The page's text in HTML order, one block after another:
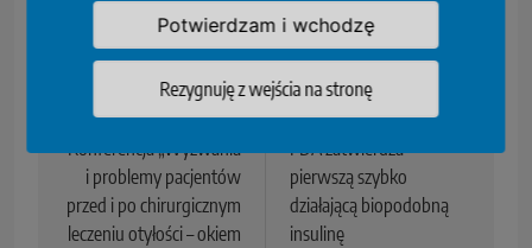
Potwierdzam i wchodzę
Rezygnuję z wejścia na stronę
Otyłość
Previous:
Konferencja „Wyzwania
i problemy pacjentów
przed i po chirurgicznym
leczeniu otyłości – okiem
Next:
FDA zatwierdza
pierwszą szybko
działającą biopodobną
insulinę